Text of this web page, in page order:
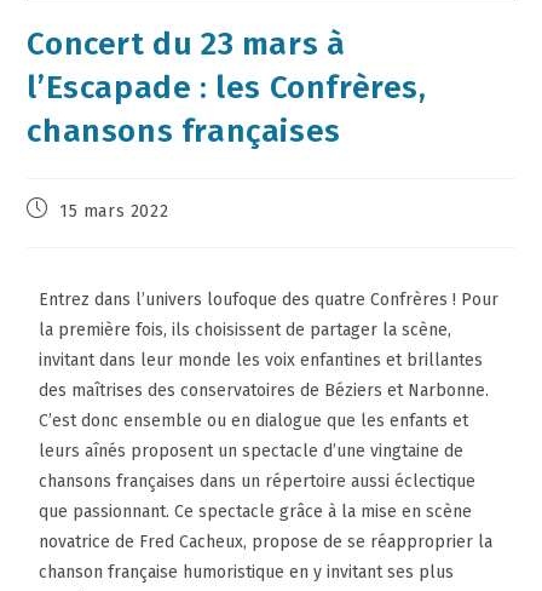
Concert du 23 mars à
l’Escapade : les Confrères,
chansons françaises
15 mars 2022
Entrez dans l’univers loufoque des quatre Confrères ! Pour
la première fois, ils choisissent de partager la scène,
invitant dans leur monde les voix enfantines et brillantes
des maîtrises des conservatoires de Béziers et Narbonne.
C’est donc ensemble ou en dialogue que les enfants et
leurs aînés proposent un spectacle d’une vingtaine de
chansons françaises dans un répertoire aussi éclectique
que passionnant. Ce spectacle grâce à la mise en scène
novatrice de Fred Cacheux, propose de se réapproprier la
chanson française humoristique en y invitant ses plus